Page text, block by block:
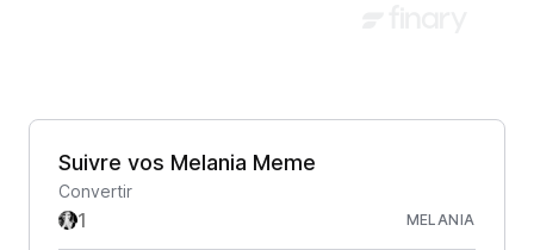
Suivre vos Melania Meme
Convertir
MELANIA